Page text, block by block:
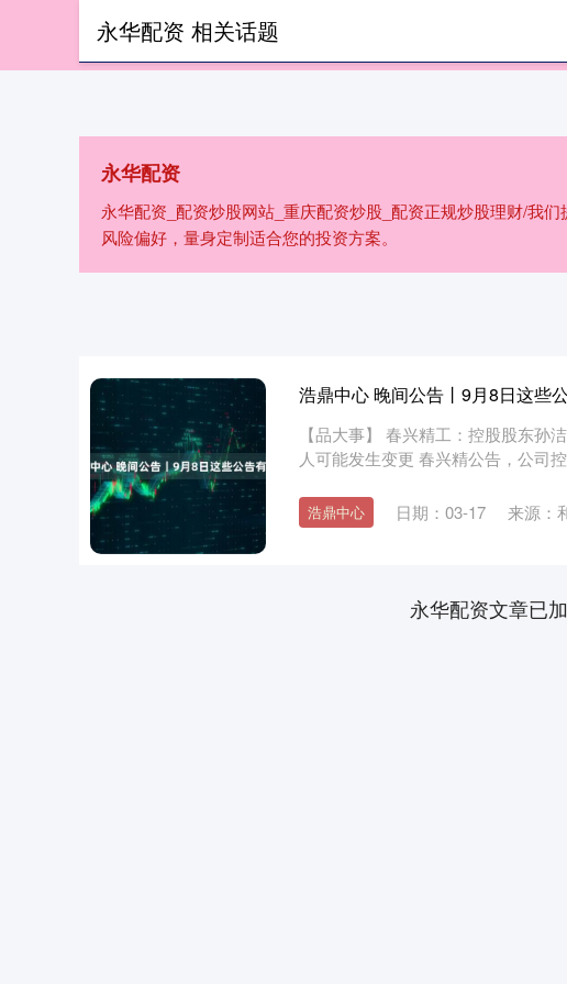
永华配资
永华配资_配资炒股网站_重庆配资炒股_配资正规炒股理财/我
风险偏好，量身定制适合您的投资方案。
永华配资 相关话题
浩鼎中心 晚间公告丨9月8日这些
【品大事】 春兴精工：控股股东孙
人可能发生变更 春兴精公告，公司
浩鼎中心 日期：03-17 来源：
永华配资文章已